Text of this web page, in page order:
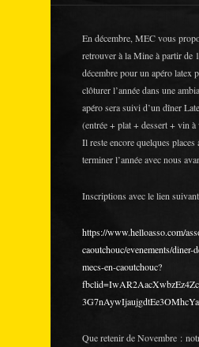
En décembre, MEC vous
retrouver à la Mine à partir de
décembre pour un apéro latex
clôturer l’année dans une
apéro sera suivi d’un dîner
(entrée + plat + dessert + vin
Il reste encore quelques places
terminer l’année avec nous
Inscriptions avec le lien
https://www.helloasso.com/
caoutchouc/evenements/diner-
mecs-en-caoutchouc?
Que retenir de Novembre :